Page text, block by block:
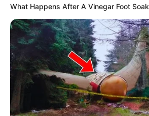
What Happens After A Vinegar Foot Soak